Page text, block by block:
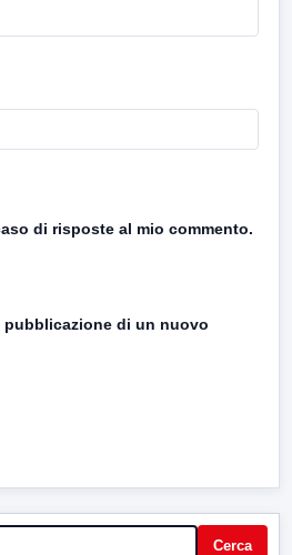
di risposte al mio commento.
pubblicazione di un nuovo
Cerca